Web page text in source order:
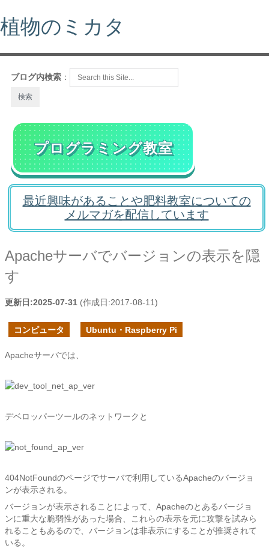
植物のミカタ
ブログ内検索 ：
プログラミング教室
最近興味があることや肥料教室についての
メルマガを配信しています
Apacheサーバでバージョンの表示を隠
す
更新日:2025-07-31 (作成日:2017-08-11)
コンピュータ Ubuntu・Raspberry Pi
Apacheサーバでは、
デベロッパーツールのネットワークと
404NotFoundのページでサーバで利用しているApacheのバージョ
ンが表示される。
バージョンが表示されることによって、Apacheのとあるバージョ
ンに重大な脆弱性があった場合、これらの表示を元に攻撃を試みら
れることもあるので、バージョンは非表示にすることが推奨されて
いる。